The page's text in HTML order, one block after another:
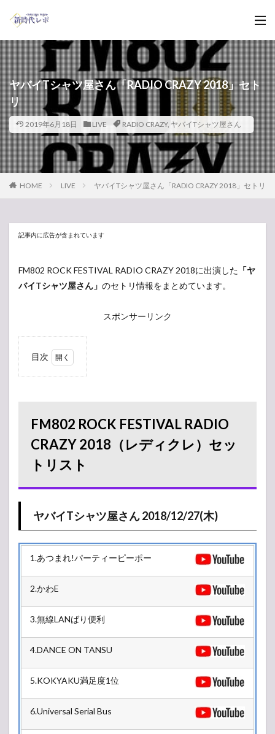
ヤバイTシャツ屋さん「RADIO CRAZY 2018」セト
リ
2019年6月18日 LIVE RADIO CRAZY, ヤバイTシャツ屋さん
HOME LIVE ヤバイTシャツ屋さん「RADIO CRAZY 2018」セトリ
記事内に広告が含まれています
FM802 ROCK FESTIVAL RADIO CRAZY 2018に出演した 「ヤ
バイTシャツ屋さん」 のセトリ情報をまとめています。
スポンサーリンク
目次
RADIO
CRAZY
2018（レ
ディク
レ）セッ
トリスト
1.1
ヤバイT
2018/12/27(木)
2018/12/27(木)
LIVE
HOUSE
STAGE
5号館
2.3
R-
STAGE
FM802 ROCK FESTIVAL RADIO
CRAZY 2018（レディクレ）セッ
トリスト
ヤバイTシャツ屋さん 2018/12/27(木)
1.あつまれ!パーティーピーポー
2.かわE
3.無線LANばり便利
4.DANCE ON TANSU
5.KOKYAKU満足度1位
6.Universal Serial Bus